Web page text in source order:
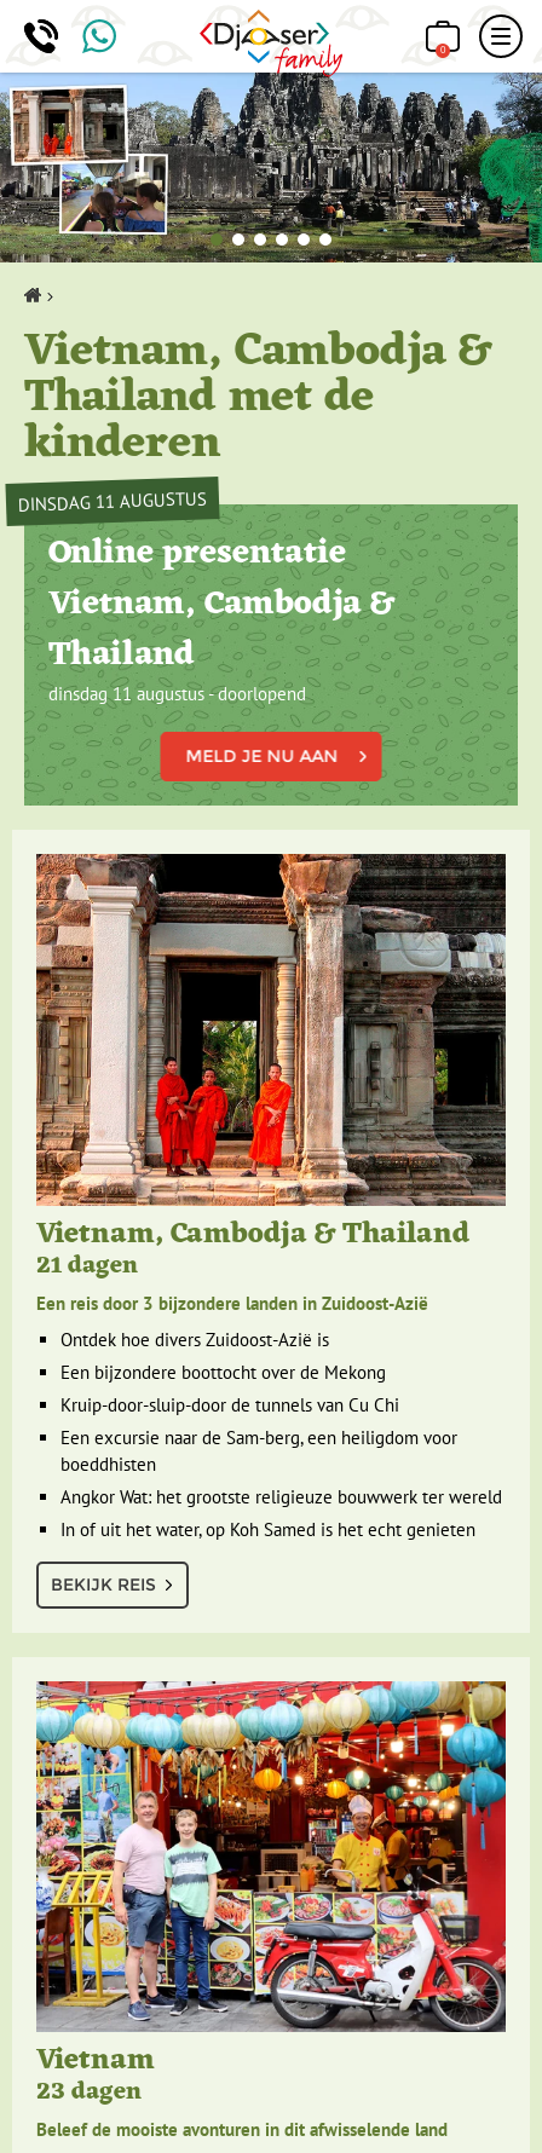
0
Home
Vietnam, Cambodja &
Thailand met de
kinderen
DINSDAG 11 AUGUSTUS
Online presentatie
Vietnam, Cambodja &
Thailand
dinsdag 11 augustus - doorlopend
MELD JE NU AAN
Vietnam, Cambodja & Thailand
21 dagen
Een reis door 3 bijzondere landen in Zuidoost-Azië
Ontdek hoe divers Zuidoost-Azië is
Een bijzondere boottocht over de Mekong
Kruip-door-sluip-door de tunnels van Cu Chi
Een excursie naar de Sam-berg, een heiligdom voor
boeddhisten
Angkor Wat: het grootste religieuze bouwwerk ter wereld
In of uit het water, op Koh Samed is het echt genieten
BEKIJK REIS
Vietnam
23 dagen
Beleef de mooiste avonturen in dit afwisselende land